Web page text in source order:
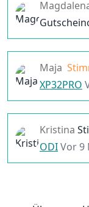
Maja
XP32PRO
Kristina
ODIVor 9